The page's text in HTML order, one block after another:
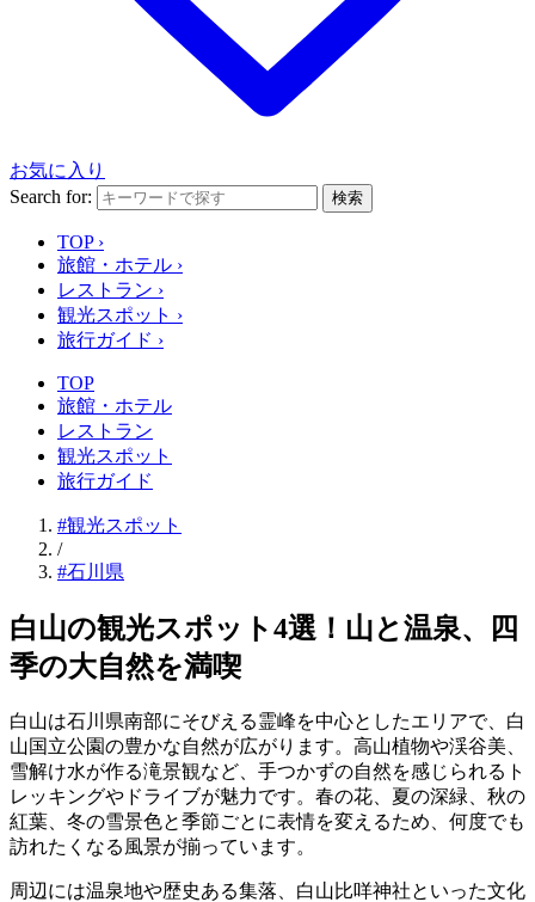
お気に入り
Search for:
検索
TOP ›
旅館・ホテル ›
レストラン ›
観光スポット ›
旅行ガイド ›
TOP
旅館・ホテル
レストラン
観光スポット
旅行ガイド
#観光スポット
/
#石川県
白山の観光スポット4選！山と温泉、四
季の大自然を満喫
白山は石川県南部にそびえる霊峰を中心としたエリアで、白
山国立公園の豊かな自然が広がります。高山植物や渓谷美、
雪解け水が作る滝景観など、手つかずの自然を感じられるト
レッキングやドライブが魅力です。春の花、夏の深緑、秋の
紅葉、冬の雪景色と季節ごとに表情を変えるため、何度でも
訪れたくなる風景が揃っています。
周辺には温泉地や歴史ある集落、白山比咩神社といった文化